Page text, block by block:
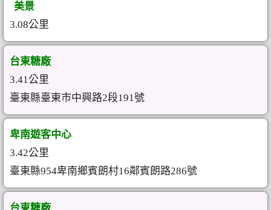
美景
3.08公里
台東糖廠
3.41公里
臺東縣臺東市中興路2段191號
卑南遊客中心
3.42公里
臺東縣954卑南鄉賓朗村16鄰賓朗路286號